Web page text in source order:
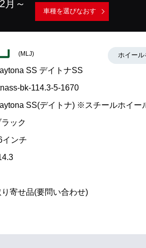
月～
車種を選びなおす
ホイール
(MLJ)
SS デイトナSS
bk-114.3-5-1670
SS(デイトナ) ※スチールホイー
ラック
インチ
り寄せ品(要問い合わせ)